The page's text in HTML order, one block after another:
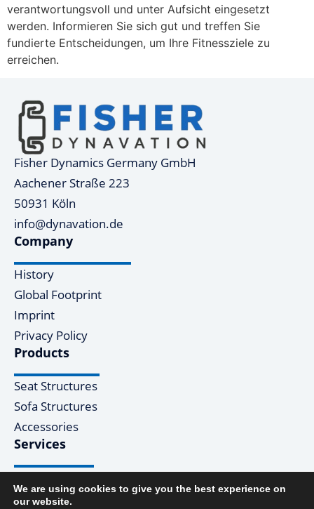
verantwortungsvoll und unter Aufsicht eingesetzt
werden. Informieren Sie sich gut und treffen Sie
fundierte Entscheidungen, um Ihre Fitnessziele zu
erreichen.
Fisher Dynamics Germany GmbH
Aachener Straße 223
50931 Köln
info@dynavation.de
Company
History
Global Footprint
Imprint
Privacy Policy
Products
Seat Structures
Sofa Structures
Accessories
Services
Design & Engineering
Manufacturing
We are using cookies to give you the best experience on
our website.